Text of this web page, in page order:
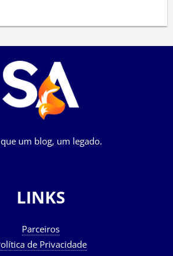
um blog, um legado.
LINKS
Parceiros
de Privacidade